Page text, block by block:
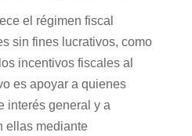
el régimen fiscal
sin fines lucrativos, como
incentivos fiscales al
es apoyar a quienes
interés general y a
ellas mediante